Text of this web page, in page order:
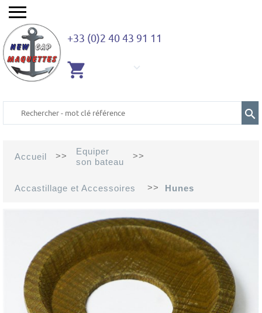
+33 (0)2 40 43 91 11
Accueil >>
Equiper
son bateau
>>
Accastillage et Accessoires >> Hunes